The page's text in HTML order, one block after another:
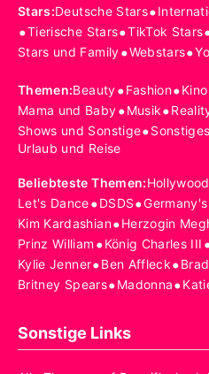
Stars:Deutsche Stars•
•Tierische Stars•TikTok Stars
Stars und Family•Webstars•
Themen:Beauty•Fashion•
Mama und Baby•Musik•
Shows und Sonstige•Sonstiges
Urlaub und Reise
Beliebteste Themen:Hollywood
Let's Dance•DSDS•
Kim Kardashian•Herzogin
Prinz William •König Charles III
Kylie Jenner•Ben Affleck•
Britney Spears•Madonna•
Sonstige Links